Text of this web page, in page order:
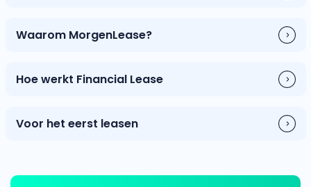
Waarom MorgenLease?
Hoe werkt Financial Lease
Voor het eerst leasen